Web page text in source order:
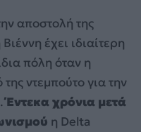
αποστολή της
έχει ιδιαίτερη
πόλη όταν η
ντεμπούτο για την
Έντεκα χρόνια μετά
η Delta